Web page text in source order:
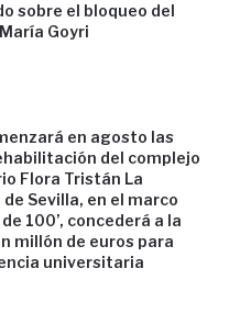
sobre el bloqueo del
Goyri
en agosto las
del complejo
Flora Tristán La
Sevilla, en el marco
100’, concederá a la
millón de euros para
universitaria